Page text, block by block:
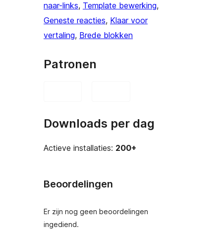
naar-links, Template bewerking
Geneste reacties, Klaar voor
vertaling, Brede blokken
Patronen
Downloads per dag
Actieve installaties: 200+
Beoordelingen
Er zijn nog geen beoordelingen
ingediend.